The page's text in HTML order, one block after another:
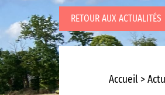
RETOUR AUX ACTUALITÉS
Accueil